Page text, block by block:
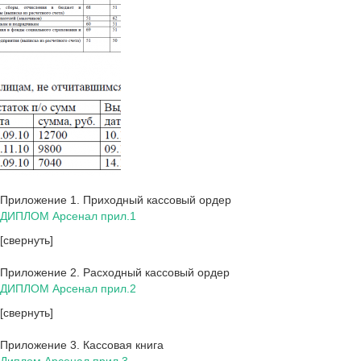
Приложение 1. Приходный кассовый ордер
ДИПЛОМ Арсенал прил.1
[свернуть]
Приложение 2. Расходный кассовый ордер
ДИПЛОМ Арсенал прил.2
[свернуть]
Приложение 3. Кассовая книга